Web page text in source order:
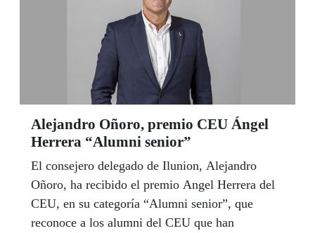
Alejandro Oñoro, premio CEU Ángel
Herrera “Alumni senior”
El consejero delegado de Ilunion, Alejandro
Oñoro, ha recibido el premio Angel Herrera del
CEU, en su categoría “Alumni senior”, que
reconoce a los alumni del CEU que han